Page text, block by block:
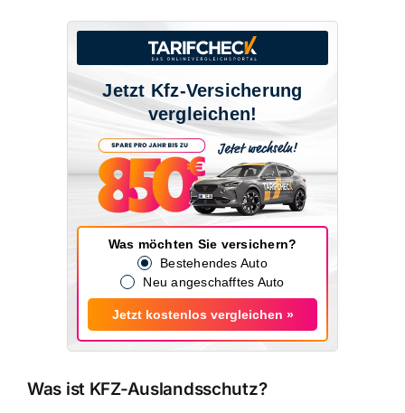
Jetzt Kfz-Versicherung
vergleichen!
Was möchten Sie versichern?
Bestehendes Auto
Neu angeschafftes Auto
Jetzt kostenlos vergleichen »
Was ist KFZ-Auslandsschutz?